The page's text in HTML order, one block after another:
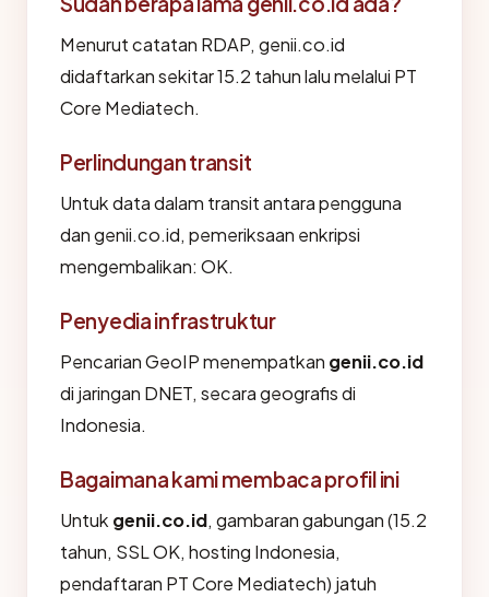
Menurut catatan RDAP, genii.co.id
didaftarkan sekitar 15.2 tahun lalu melalui PT
Core Mediatech.
Perlindungan transit
Untuk data dalam transit antara pengguna
dan genii.co.id, pemeriksaan enkripsi
mengembalikan: OK.
Penyedia infrastruktur
Pencarian GeoIP menempatkan genii.co.id
di jaringan DNET, secara geografis di
Indonesia.
Bagaimana kami membaca profil ini
Untuk genii.co.id, gambaran gabungan (15.2
tahun, SSL OK, hosting Indonesia,
pendaftaran PT Core Mediatech) jatuh